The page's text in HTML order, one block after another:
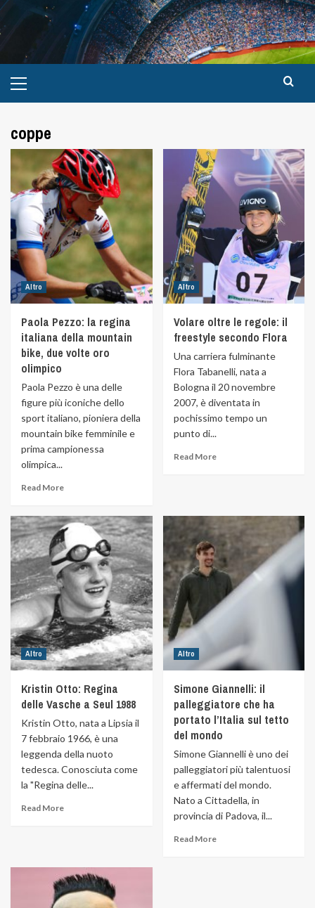
coppe
Altro
Paola Pezzo: la regina
italiana della mountain
bike, due volte oro
olimpico
Paola Pezzo è una delle
figure più iconiche dello
sport italiano, pioniera della
mountain bike femminile e
prima campionessa
olimpica...
Read More
Altro
Volare oltre le regole: il
freestyle secondo Flora
Una carriera fulminante
Flora Tabanelli, nata a
Bologna il 20 novembre
2007, è diventata in
pochissimo tempo un
punto di...
Read More
Altro
Kristin Otto: Regina
delle Vasche a Seul 1988
Kristin Otto, nata a Lipsia il
7 febbraio 1966, è una
leggenda della nuoto
tedesca. Conosciuta come
la "Regina delle...
Read More
Altro
Simone Giannelli: il
palleggiatore che ha
portato l’Italia sul tetto
del mondo
Simone Giannelli è uno dei
palleggiatori più talentuosi
e affermati del mondo.
Nato a Cittadella, in
provincia di Padova, il...
Read More